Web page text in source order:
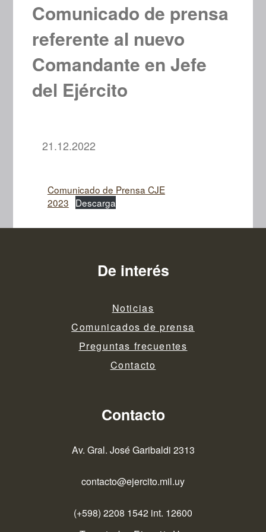
Comunicado de prensa
referente al nuevo
Comandante en Jefe
del Ejército
21.12.2022
Comunicado de Prensa CJE
2023 Descarga
De interés
Noticias
Comunicados de prensa
Preguntas frecuentes
Contacto
Contacto
Av. Gral. José Garibaldi 2313
contacto@ejercito.mil.uy
(+598) 2208 1542 int. 12600